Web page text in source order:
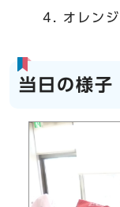
オレン
当日の様子